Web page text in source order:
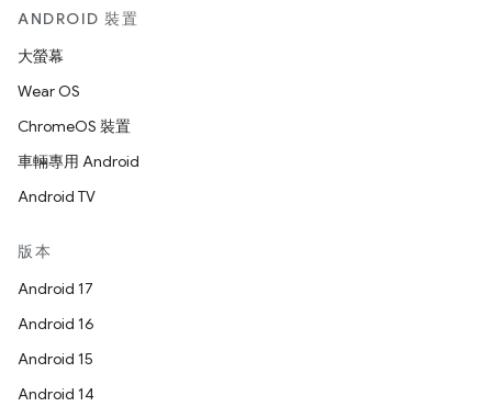
ANDROID 裝置
大螢幕
Wear OS
ChromeOS 裝置
車輛專用 Android
Android TV
版本
Android 17
Android 16
Android 15
Android 14